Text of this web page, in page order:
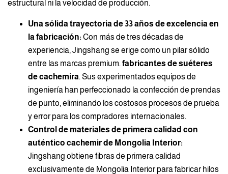
estructural ni la velocidad de producción.
Una sólida trayectoria de 33 años de excelencia en
la fabricación: Con más de tres décadas de
experiencia, Jingshang se erige como un pilar sólido
entre las marcas premium. fabricantes de suéteres
de cachemira. Sus experimentados equipos de
ingeniería han perfeccionado la confección de prendas
de punto, eliminando los costosos procesos de prueba
y error para los compradores internacionales.
Control de materiales de primera calidad con
auténtico cachemir de Mongolia Interior:
Jingshang obtiene fibras de primera calidad
exclusivamente de Mongolia Interior para fabricar hilos